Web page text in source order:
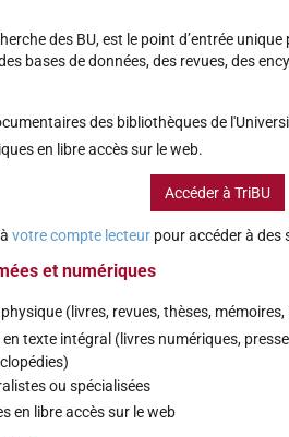
des BU, est le point d’entrée
bases de données, des revues, des
des bibliothèques de
en libre accès sur le web.
Accéder à TriBU
votre compte lecteur pour accéder à des
et numériques
(livres, revues, thèses, mémoires,
texte intégral ( livres numériques,
ou spécialisées
en libre accès sur le web